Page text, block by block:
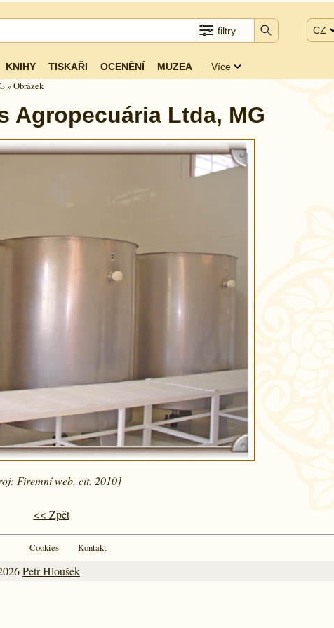
filtry CZ
KNIHY TISKAŘI OCENĚNÍ MUZEA Více
» Obrázek
Agropecuária Ltda, MG
Firemní web, cit. 2010]
<< Zpět
Cookies Kontakt
Petr Hloušek